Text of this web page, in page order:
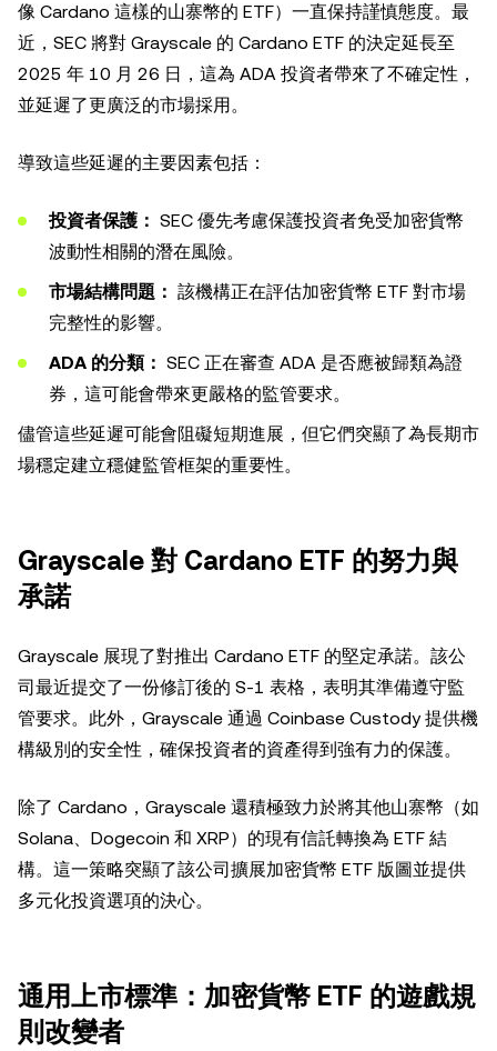
像 Cardano 這樣的山寨幣的 ETF）一直保持謹慎態度。最
近，SEC 將對 Grayscale 的 Cardano ETF 的決定延長至
2025 年 10 月 26 日，這為 ADA 投資者帶來了不確定性，
並延遲了更廣泛的市場採用。
導致這些延遲的主要因素包括：
投資者保護： SEC 優先考慮保護投資者免受加密貨幣
波動性相關的潛在風險。
市場結構問題： 該機構正在評估加密貨幣 ETF 對市場
完整性的影響。
ADA 的分類： SEC 正在審查 ADA 是否應被歸類為證
券，這可能會帶來更嚴格的監管要求。
儘管這些延遲可能會阻礙短期進展，但它們突顯了為長期市
場穩定建立穩健監管框架的重要性。
Grayscale 對 Cardano ETF 的努力與
承諾
Grayscale 展現了對推出 Cardano ETF 的堅定承諾。該公
司最近提交了一份修訂後的 S-1 表格，表明其準備遵守監
管要求。此外，Grayscale 通過 Coinbase Custody 提供機
構級別的安全性，確保投資者的資產得到強有力的保護。
除了 Cardano，Grayscale 還積極致力於將其他山寨幣（如
Solana、Dogecoin 和 XRP）的現有信託轉換為 ETF 結
構。這一策略突顯了該公司擴展加密貨幣 ETF 版圖並提供
多元化投資選項的決心。
通用上市標準：加密貨幣 ETF 的遊戲規
則改變者